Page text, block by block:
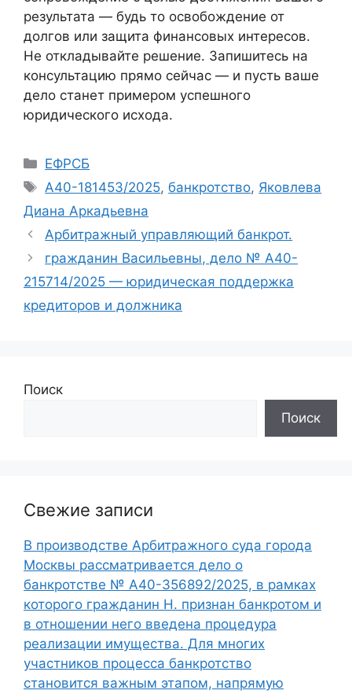
результата — будь то освобождение от
долгов или защита финансовых интересов.
Не откладывайте решение. Запишитесь на
консультацию прямо сейчас — и пусть ваше
дело станет примером успешного
юридического исхода.
Рубрики
ЕФРСБ
Метки
А40-181453/2025,банкротство, Яковлева
Диана Аркадьевна
Арбитражный управляющий банкрот.
гражданин Васильевны, дело № А40-
215714/2025 — юридическая поддержка
кредиторов и должника
Поиск
Поиск
Свежие записи
В производстве Арбитражного суда города
Москвы рассматривается дело о
банкротстве № А40-356892/2025, в рамках
которого гражданин Н. признан банкротом и
в отношении него введена процедура
реализации имущества. Для многих
участников процесса банкротство
становится важным этапом, напрямую